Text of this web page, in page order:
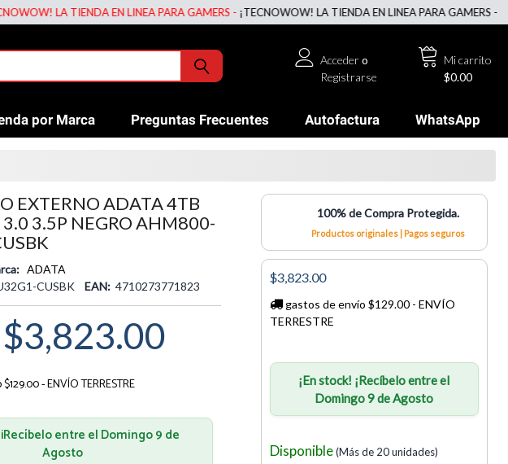
LA TIENDA EN LINEA PARA GAMERS -¡TECNOWOW! LA TIENDA EN LINEA PARA GAMERS -
Mi carrito
$0.00
Accedero
Registrarse
por Marca Preguntas Frecuentes Autofactura WhatsApp
EXTERNO ADATA 4TB
3.5P NEGRO AHM800-
ADATA
CUSBK EAN: 4710273771823
$3,823.00
- ENVÍO TERRESTRE
¡Recíbelo entre el Domingo 9 de
Agosto
100% de Compra Protegida.
Productos originales | Pagos seguros
$3,823.00
gastos de envío $129.00 - ENVÍO
TERRESTRE
¡En stock! ¡Recíbelo entre el
Domingo 9 de Agosto
Disponible(Más de 20 unidades)